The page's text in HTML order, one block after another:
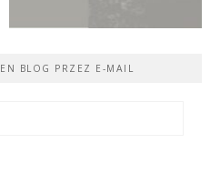
BLOG PRZEZ E-MAIL